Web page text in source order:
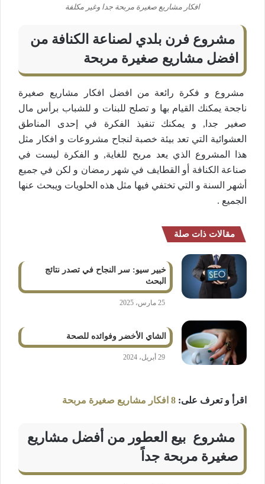
افكار مشاريع صغيرة مربحة جدا وغير مكلفة
مشروع فرن بلدي لصناعة الكنافة من
افضل مشاريع صغيرة مربحة
مشروع و فكرة رائعة من افضل افكار مشاريع صغيرة
ناجحة يمكنك القيام بها و تصلح للبنات و للشباب برأس مال
صغير جدا, و يمكنك تنفيذ الفكرة في إحدى المناطق
العشوائية التي تعد بيئة خصبة لنجاح مشروعات و افكار مثل
هذا المشروع الذي يعد مربح للغاية, و الفكرة ليست في
صناعة الكنافة أو القطايف في شهر رمضان و لكن في جميع
أشهر السنة و التي تختفي فيها مثل هذه الحلويات ويبحث عنها
الجميع .
مقالات ذات صلة
خبير سيو: سر النجاح في تصدر نتائج
البحث
25 مارس، 2025
الشاي الأخضر وفوائده للصحة
29 أبريل، 2024
اقرأ و تعرف على: 8 افكار مشاريع صغيرة مربحة
مشروع بيع العطور من أفضل مشاريع
صغيرة مربحة جداً